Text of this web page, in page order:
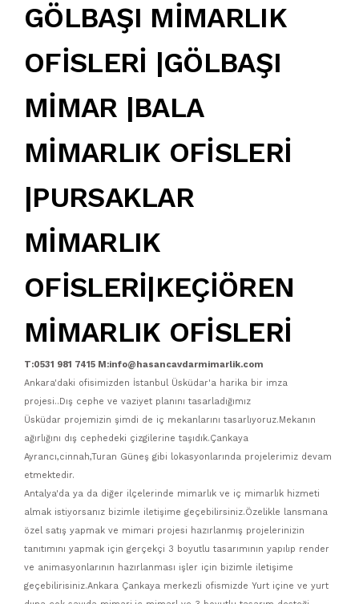
GÖLBAŞI MİMARLIK
OFİSLERİ |GÖLBAŞI
MİMAR |BALA
MİMARLIK OFİSLERİ
|PURSAKLAR
MİMARLIK
OFİSLERİ|KEÇİÖREN
MİMARLIK OFİSLERİ
T:0531 981 7415 M:info@hasancavdarmimarlik.com
Ankara'daki ofisimizden İstanbul Üsküdar'a harika bir imza
projesi..Dış cephe ve vaziyet planını tasarladığımız
Üsküdar projemizin şimdi de iç mekanlarını tasarlıyoruz.Mekanın
ağırlığını dış cephedeki çizgilerine taşıdık.Çankaya
Ayrancı,cinnah,Turan Güneş gibi lokasyonlarında projelerimiz devam
etmektedir.
Antalya'da ya da diğer ilçelerinde mimarlık ve iç mimarlık hizmeti
almak istiyorsanız bizimle iletişime geçebilirsiniz.Özelikle lansmana
özel satış yapmak ve mimari projesi hazırlanmış projelerinizin
tanıtımını yapmak için gerçekçi 3 boyutlu tasarımının yapılıp render
ve animasyonlarının hazırlanması işler için bizimle iletişime
geçebilirisiniz.Ankara Çankaya merkezli ofismizde Yurt içine ve yurt